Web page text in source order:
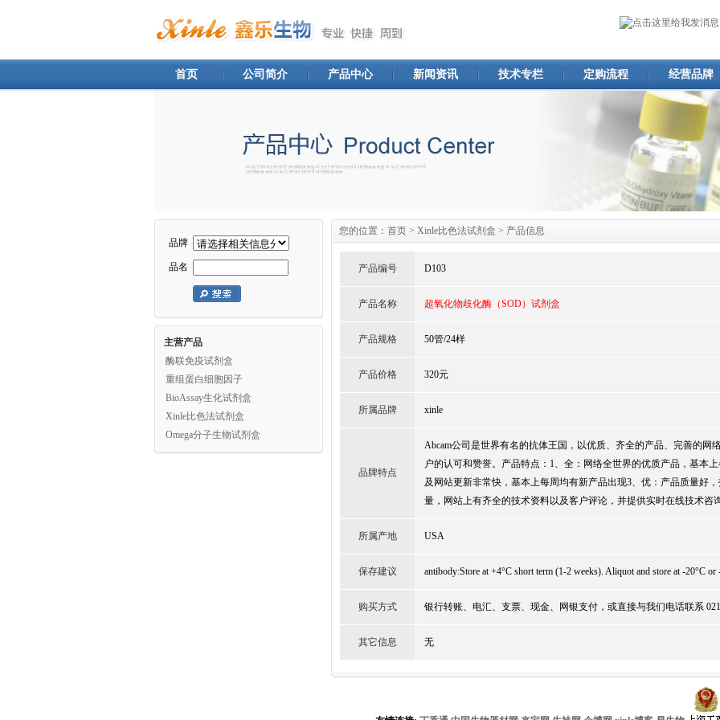
首页 公司简介 产品中心 新闻资讯 技术专栏 定购流程 经营品牌
品牌
品名
主营产品
酶联免疫试剂盒
重组蛋白细胞因子
BioAssay生化试剂盒
Xinle比色法试剂盒
Omega分子生物试剂盒
您的位置： 首页 > Xinle比色法试剂盒 > 产品信息
产品编号 D103
产品名称 超氧化物歧化酶（SOD）试剂盒
产品规格 50管/24样
产品价格 320元
所属品牌 xinle
品牌特点
Abcam公司是世界有名的抗体王国，以优质、齐全的产品、完善的网
户的认可和赞誉。产品特点：1、全：网络全世界的优质产品，基本
及网站更新非常快，基本上每周均有新产品出现3、优：产品质量好
量，网站上有齐全的技术资料以及客户评论，并提供实时在线技术咨
所属产地 USA
保存建议 antibody:Store at +4°C short term (1-2 weeks). Aliquot and store at -20°C or
购买方式 银行转账、电汇、支票、现金、网银支付，或直接与我们电话联系
其它信息 无